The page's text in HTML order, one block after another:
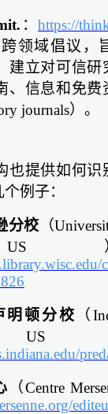
： https://
领域倡议，
建立对可信研
、信息和免费
journals）。
也提供如何识
例子：
分校 （
明顿分校
（
（Centre